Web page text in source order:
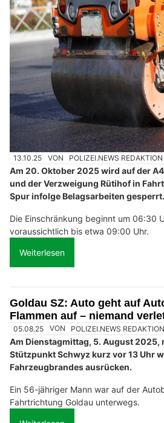
13.10.25 VON POLIZEI.NEWS REDAKTION
Am 20. Oktober 2025 wird auf der
und der Verzweigung Rütihof in
Spur infolge Belagsarbeiten gesperrt.
Die Einschränkung beginnt um 06:30
voraussichtlich bis etwa 09:00 Uhr.
Weiterlesen
Goldau SZ: Auto geht auf
Flammen auf – niemand
05.08.25 VON POLIZEI.NEWS REDAKTION
Am Dienstagmittag, 5. August 2025,
Stützpunkt Schwyz kurz vor 13 Uhr
Fahrzeugbrandes ausrücken.
Ein 56-jähriger Mann war auf der
Fahrtrichtung Goldau unterwegs.